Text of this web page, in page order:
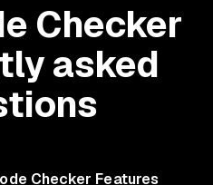
Checker
asked
Checker Features